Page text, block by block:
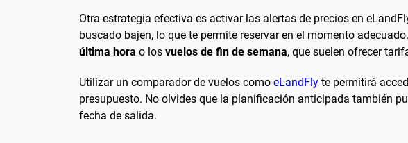
Otra estrategia efectiva es activar las alertas de precios en
buscado bajen, lo que te permite reservar en el momento
última hora o los vuelos de fin de semana, que suelen ofrecer
Utilizar un comparador de vuelos como eLandFly te permitirá
presupuesto. No olvides que la planificación anticipada también
fecha de salida.